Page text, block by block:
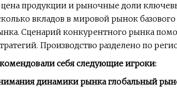
цена продукции и рыночные доли
вкладов в мировой рынок
Сценарий конкурентного рынка
Производство разделено по
себя следующие игроки:
динамики рынка глобальный